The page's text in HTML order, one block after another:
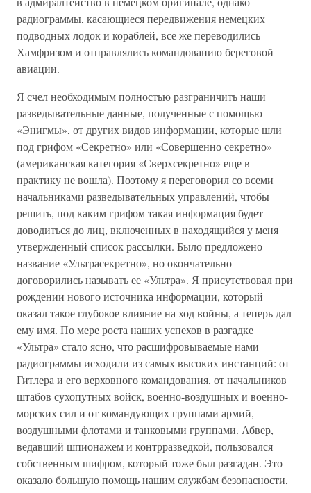
радиограммы, касающиеся передвижения немецких
подводных лодок и кораблей, все же переводились
Хамфризом и отправлялись командованию береговой
авиации.
Я счел необходимым полностью разграничить наши
разведывательные данные, полученные с помощью
«Энигмы», от других видов информации, которые шли
под грифом «Секретно» или «Совершенно секретно»
(американская категория «Сверхсекретно» еще в
практику не вошла). Поэтому я переговорил со всеми
начальниками разведывательных управлений, чтобы
решить, под каким грифом такая информация будет
доводиться до лиц, включенных в находящийся у меня
утвержденный список рассылки. Было предложено
название «Ультрасекретно», но окончательно
договорились называть ее «Ультра». Я присутствовал при
рождении нового источника информации, который
оказал такое глубокое влияние на ход войны, а теперь дал
ему имя. По мере роста наших успехов в разгадке
«Ультра» стало ясно, что расшифровываемые нами
радиограммы исходили из самых высоких инстанций: от
Гитлера и его верховного командования, от начальников
штабов сухопутных войск, военно-воздушных и военно-
морских сил и от командующих группами армий,
воздушными флотами и танковыми группами. Абвер,
ведавший шпионажем и контрразведкой, пользовался
собственным шифром, который тоже был разгадан. Это
оказало большую помощь нашим службам безопасности,